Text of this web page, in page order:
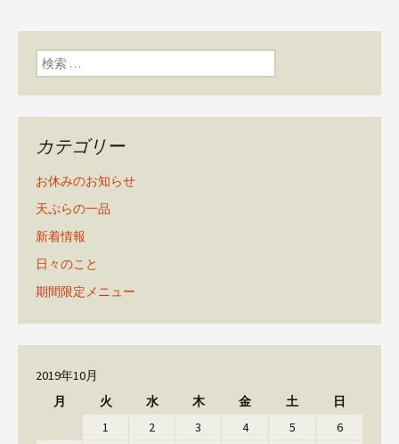
検索:
カテゴリー
お休みのお知らせ
天ぷらの一品
新着情報
日々のこと
期間限定メニュー
2019年10月
月
火 水 木 金 土 日
1 2 3 4 5
6